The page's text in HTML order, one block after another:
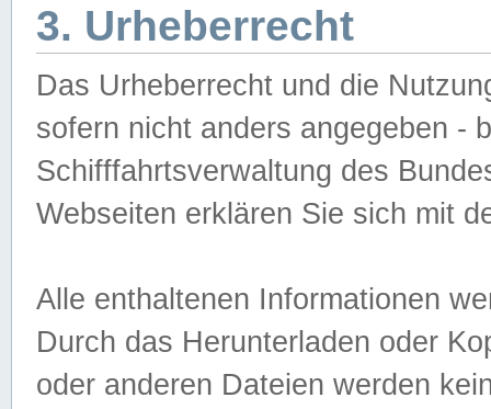
3. Urheberrecht
Das Urheberrecht und die
sofern nicht anders angegeben -
Schifffahrtsverwaltung des
Webseiten erklären Sie sich mit
Alle enthaltenen Informationen
Durch das Herunterladen oder
oder anderen Dateien werden